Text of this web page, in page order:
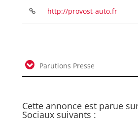
http://provost-auto.fr
Parutions Presse
Cette annonce est parue
Sociaux suivants :